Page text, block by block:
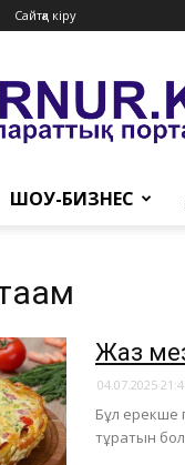
Сайтқа кіру
ШОУ-БИЗНЕС
Жаз
04.07.2025
Бұл ерекше
тұратын